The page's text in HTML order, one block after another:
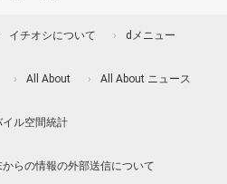
イチオシについて dメニュー
All About All About ニュース
イル空間統計
らの情報の外部送信について